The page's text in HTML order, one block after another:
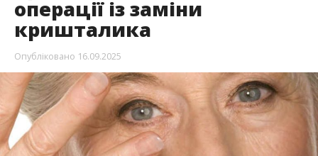
операції із заміни
кришталика
Опубліковано 16.09.2025